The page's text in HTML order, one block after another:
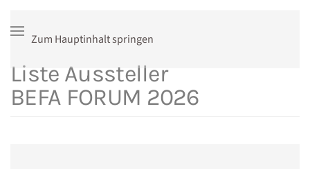
Zum Hauptinhalt springen
Liste Aussteller
BEFA FORUM 2026